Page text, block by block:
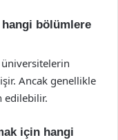
hangi bölümlere
Ancak genellikle
edilebilir.
için hangi